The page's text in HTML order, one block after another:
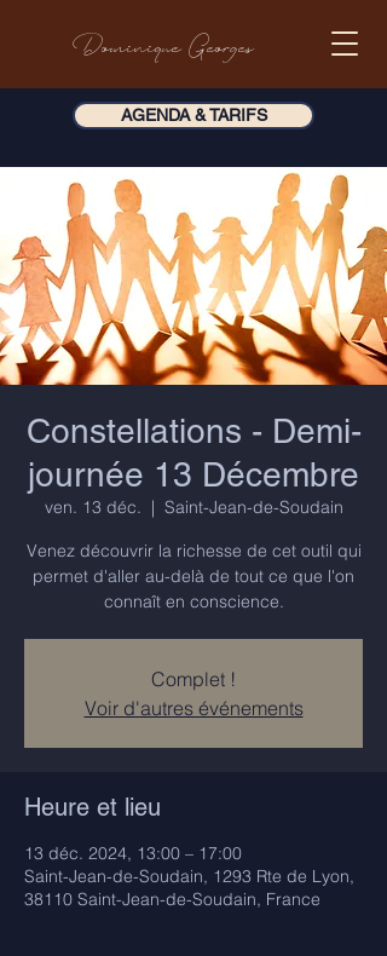
Dominique Georges
AGENDA & TARIFS
Constellations - Demi-
journée 13 Décembre
ven. 13 déc.
  |
Saint-Jean-de-Soudain
Venez découvrir la richesse de cet outil qui
permet d'aller au-delà de tout ce que l'on
connaît en conscience.
Complet !
Voir d'autres événements
Heure et lieu
13 déc. 2024, 13:00 – 17:00
Saint-Jean-de-Soudain, 1293 Rte de Lyon,
38110 Saint-Jean-de-Soudain, France